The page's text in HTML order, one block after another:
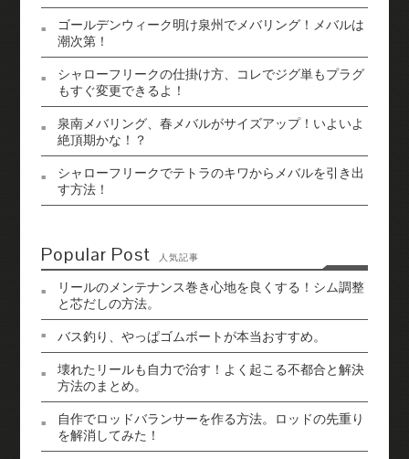
ゴールデンウィーク明け泉州でメバリング！メバルは
潮次第！
シャローフリークの仕掛け方、コレでジグ単もプラグ
もすぐ変更できるよ！
泉南メバリング、春メバルがサイズアップ！いよいよ
絶頂期かな！？
シャローフリークでテトラのキワからメバルを引き出
す方法！
Popular Post 人気記事
リールのメンテナンス巻き心地を良くする！シム調整
と芯だしの方法。
バス釣り、やっぱゴムボートが本当おすすめ。
壊れたリールも自力で治す！よく起こる不都合と解決
方法のまとめ。
自作でロッドバランサーを作る方法。ロッドの先重り
を解消してみた！